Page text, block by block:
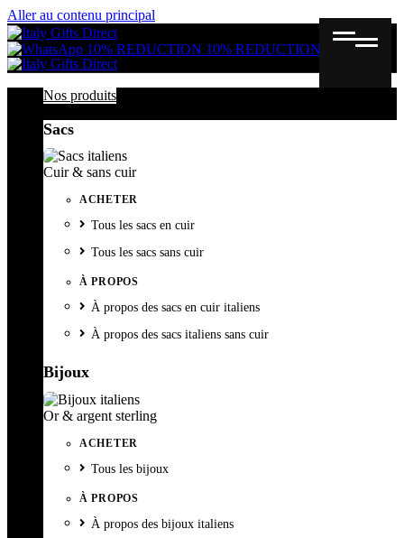
Aller au contenu principal
10% REDUCTION 10% REDUCTION
Nos produits
Sacs
Cuir & sans cuir
ACHETER
Tous les sacs en cuir
Tous les sacs sans cuir
À PROPOS
À propos des sacs en cuir italiens
À propos des sacs italiens sans cuir
Bijoux
Or & argent sterling
ACHETER
Tous les bijoux
À PROPOS
À propos des bijoux italiens